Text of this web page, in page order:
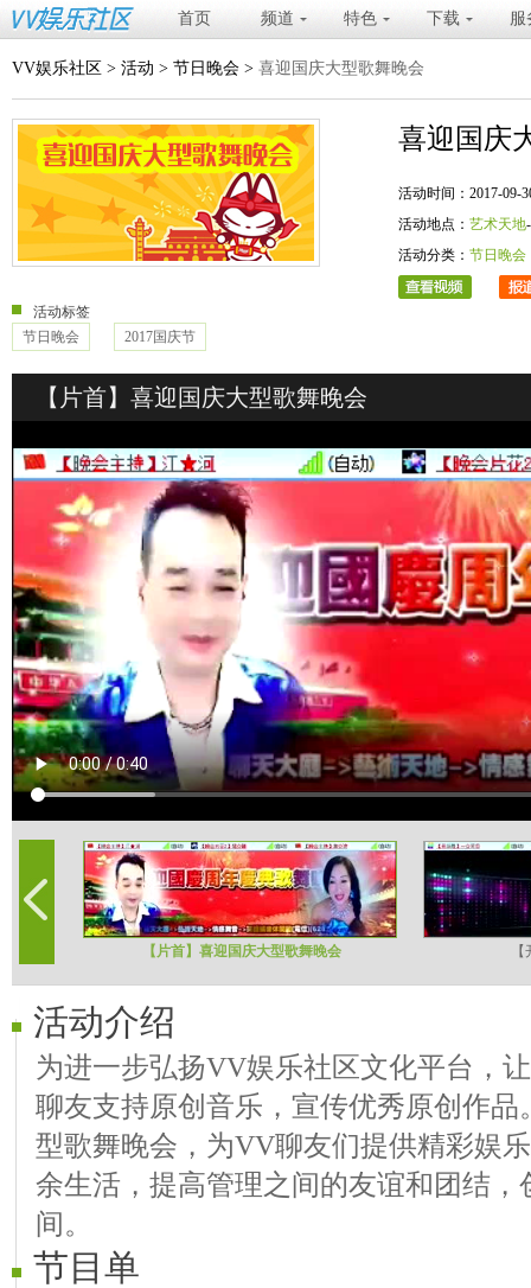
首页 频道 特色 下载 服
VV娱乐社区 > 活动 > 节日晚会 > 喜迎国庆大型歌舞晚会
喜迎国庆
活动时间：2017-09-
活动地点： 艺术天地
活动分类： 节日晚会
活动标签
节日晚会
2017国庆节
【片首】喜迎国庆大型歌舞晚会
【片首】喜迎国庆大型歌舞晚会
活动介绍
为进一步弘扬VV娱乐社区文化平台，
聊友支持原创音乐，宣传优秀原创作
型歌舞晚会，为VV聊友们提供精彩娱
余生活，提高管理之间的友谊和团结
间。
节目单